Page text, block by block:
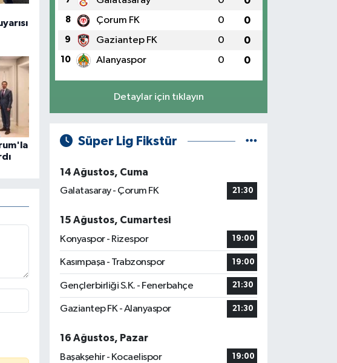
8 Çorum FK 0 0
9 Gaziantep FK 0 0
10 Alanyaspor 0 0
Detaylar için tıklayın
Süper Lig Fikstür
14 Ağustos, Cuma
Galatasaray - Çorum FK
21:30
15 Ağustos, Cumartesi
Konyaspor - Rizespor
19:00
Kasımpaşa - Trabzonspor 19:00
Gençlerbirliği S.K. - Fenerbahçe 21:30
Gaziantep FK - Alanyaspor 21:30
16 Ağustos, Pazar
Başakşehir - Kocaelispor
19:00